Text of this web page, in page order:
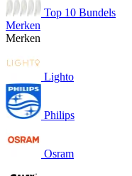
Top 10 Bundels
Merken
Merken
Lighto
Philips
Osram